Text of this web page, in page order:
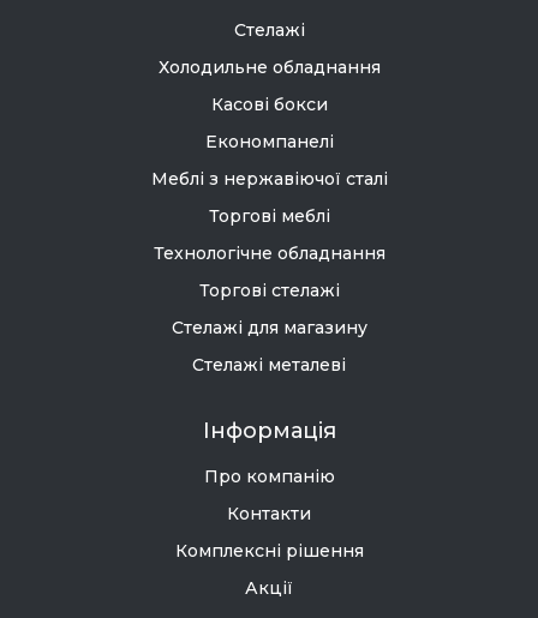
Стелажі
Холодильне обладнання
Касові бокси
Економпанелі
Меблі з нержавіючої сталі
Торгові меблі
Технологічне обладнання
Торгові стелажі
Стелажі для магазину
Стелажі металеві
Інформація
Про компанію
Контакти
Комплексні рішення
Акції